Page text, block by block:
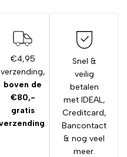
€4,95
verzending,
boven de
€80,-
gratis
.
Snel &
veilig
betalen
met IDEAL,
Creditcard,
Bancontact
& nog veel
meer.